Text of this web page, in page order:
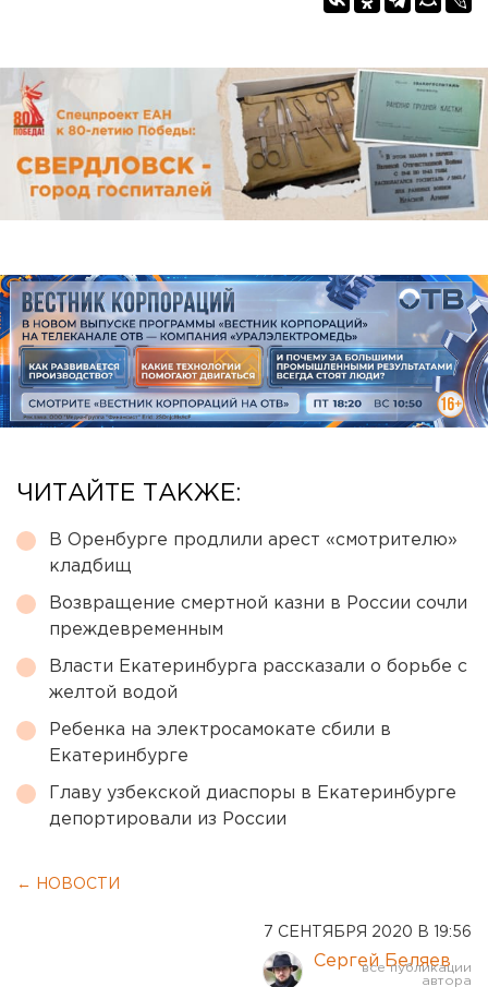
ЧИТАЙТЕ ТАКЖЕ:
В Оренбурге продлили арест «смотрителю»
кладбищ
Возвращение смертной казни в России сочли
преждевременным
Власти Екатеринбурга рассказали о борьбе с
желтой водой
Ребенка на электросамокате сбили в
Екатеринбурге
Главу узбекской диаспоры в Екатеринбурге
депортировали из России
← НОВОСТИ
7 СЕНТЯБРЯ 2020 В 19:56
Сергей Беляев